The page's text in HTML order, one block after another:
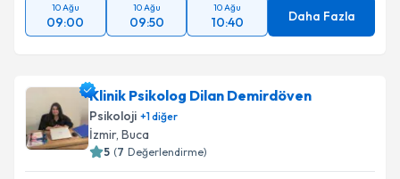
10 Ağu
09:00
10 Ağu
09:50
10 Ağu
10:40 Daha Fazla
Klinik Psikolog Dilan Demirdöven
Psikoloji +1diğer
İzmir, Buca
5 (7 Değerlendirme)